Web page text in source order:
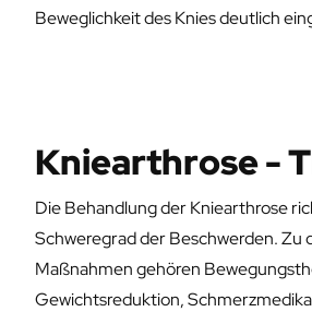
Beweglichkeit des Knies deutlich
Kniearthrose -
Die Behandlung der Kniearthrose
Schweregrad der Beschwerden. Zu
Maßnahmen gehören
Gewichtsreduktion,